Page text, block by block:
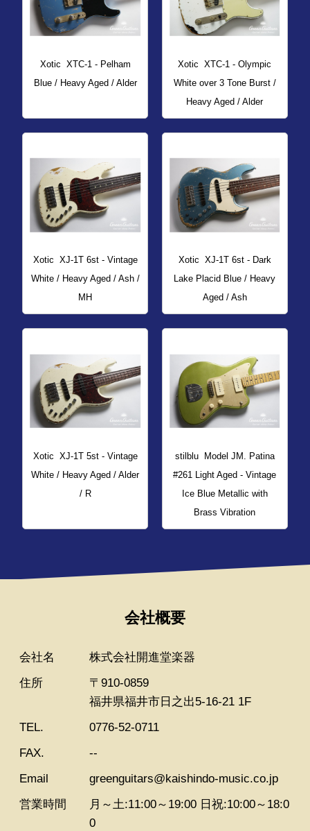
Xotic XTC-1 - Pelham
Blue / Heavy Aged / Alder
Xotic
XTC-1 - Olympic
White over 3 Tone Burst /
Heavy Aged / Alder
Xotic XJ-1T 6st - Vintage
White / Heavy Aged / Ash /
MH
Xotic XJ-1T 6st - Dark
Lake Placid Blue / Heavy
Aged / Ash
Xotic XJ-1T 5st - Vintage
White / Heavy Aged / Alder
/ R
stilblu
Model JM. Patina
#261 Light Aged - Vintage
Ice Blue Metallic with
Brass Vibration
会社概要
会社名
株式会社開進堂楽器
住所
〒910-0859
福井県福井市日之出5-16-21 1F
TEL.
0776-52-0711
FAX.
--
Email
greenguitars@kaishindo-music.co.jp
営業時間
月～土:11:00～19:00 日祝:10:00～18:0
0